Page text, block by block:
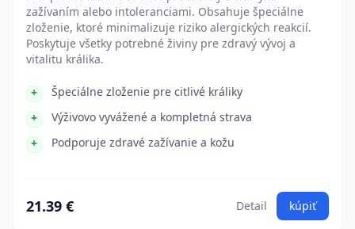
zažívaním alebo intoleranciami. Obsahuje špeciálne
zloženie, ktoré minimalizuje riziko alergických reakcií.
Poskytuje všetky potrebné živiny pre zdravý vývoj a
vitalitu králika.
Špeciálne zloženie pre citlivé králiky
Výživovo vyvážené a kompletná strava
Podporuje zdravé zažívanie a kožu
21.39 € Detail kúpiť